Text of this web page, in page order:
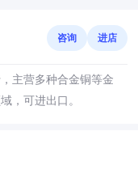
咨询 进店
主营多种合金铜等金
，可进出口。